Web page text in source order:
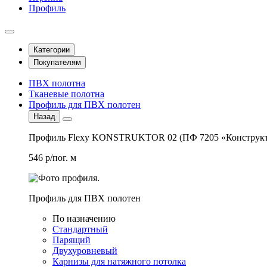
Профиль
Категории
Покупателям
ПВХ полотна
Тканевые полотна
Профиль для ПВХ полотен
Назад
Профиль Flexy KONSTRUKTOR 02 (ПФ 7205
546 р/пог. м
Профиль для ПВХ полотен
По назначению
Стандартный
Парящий
Двухуровневый
Карнизы для натяжного потолка